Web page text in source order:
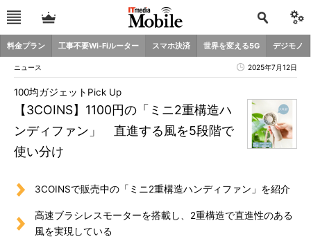
料金プラン 工事不要Wi-Fiルーター スマホ決済 世界を変える5G デジモノ
ニュース 2025年7月12日
【3COINS】1100円の「ミニ2重構造ハ
ンディファン」 直進する風を5段階で
使い分け
100均ガジェットPick Up
3COINSで販売中の「ミニ2重構造ハンディファン」を紹介
高速ブラシレスモーターを搭載し、2重構造で直進性のある
風を実現している